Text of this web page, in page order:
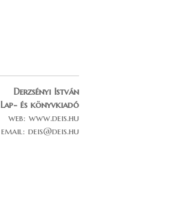
Derzsényi István
Lap- és könyvkiadó
web: www.deis.hu
email: deis@deis.hu